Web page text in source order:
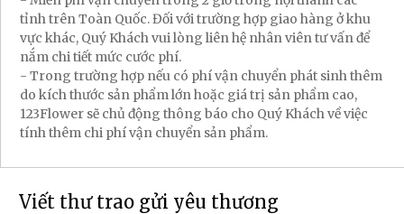
tỉnh trên Toàn Quốc. Đối với trường hợp giao hàng ở khu
vực khác, Quý Khách vui lòng liên hệ nhân viên tư vấn để
nắm chi tiết mức cước phí.
- Trong trường hợp nếu có phí vận chuyển phát sinh thêm
do kích thước sản phẩm lớn hoặc giá trị sản phẩm cao,
123Flower sẽ chủ động thông báo cho Quý Khách về việc
tính thêm chi phí vận chuyển sản phẩm.
Viết thư trao gửi yêu thương